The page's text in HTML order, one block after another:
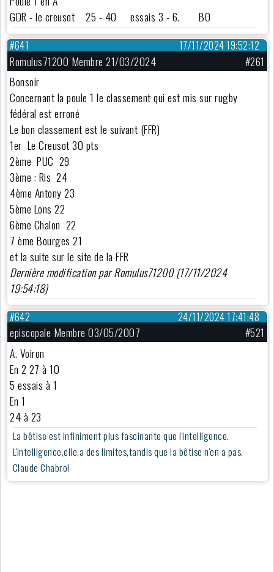
GDR - le creusot 25 - 40 essais 3 - 6. BO
17/11/2024 19:52:12
#641
Romulus71200 Membre 21/03/2024
#261
Bonsoir
Concernant la poule 1 le classement qui est mis sur rugby
fédéral est erroné
Le bon classement est le suivant (FFR)
1er Le Creusot 30 pts
2ème PUC 29
3ème : Ris 24
4ème Antony 23
5ème Lons 22
6ème Chalon 22
7 ème Bourges 21
et la suite sur le site de la FFR
Dernière modification par Romulus71200 (17/11/2024
19:54:18)
24/11/2024 17:41:48
#642
episcopale Membre 03/05/2007
#521
A. Voiron
En 2 27 à 10
5 essais à 1
En 1
24 à 23
La bêtise est infiniment plus fascinante que l'intelligence.
L'intelligence,elle,a des limites,tandis que la bêtise n'en a pas.
Claude Chabrol